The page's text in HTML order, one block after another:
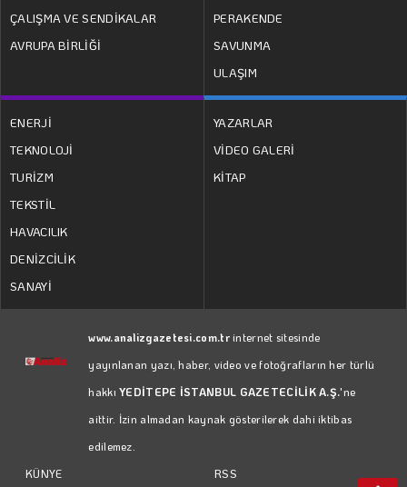
ÇALIŞMA VE SENDİKALAR
AVRUPA BİRLİĞİ
PERAKENDE
SAVUNMA
ULAŞIM
ENERJİ
TEKNOLOJİ
TURİZM
TEKSTİL
HAVACILIK
DENİZCİLİK
SANAYİ
YAZARLAR
VİDEO GALERİ
KİTAP
www.analizgazetesi.com.trinternet sitesinde
yayınlanan yazı, haber, video ve fotoğrafların her türlü
hakkıYEDİTEPE İSTANBUL GAZETECİLİK A.Ş.'ne
aittir. İzin almadan kaynak gösterilerek dahi iktibas
edilemez.
KÜNYE
RSS